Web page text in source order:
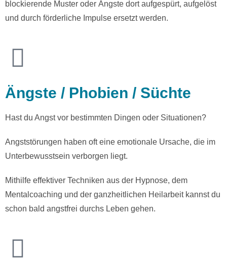
blockierende Muster oder Ängste dort aufgespürt, aufgelöst
und durch förderliche Impulse ersetzt werden.
Ängste / Phobien / Süchte
Hast du Angst vor bestimmten Dingen oder Situationen?
Angststörungen haben oft eine emotionale Ursache, die im
Unterbewusstsein verborgen liegt.
Mithilfe effektiver Techniken aus der Hypnose, dem
Mentalcoaching und der ganzheitlichen Heilarbeit kannst du
schon bald angstfrei durchs Leben gehen.